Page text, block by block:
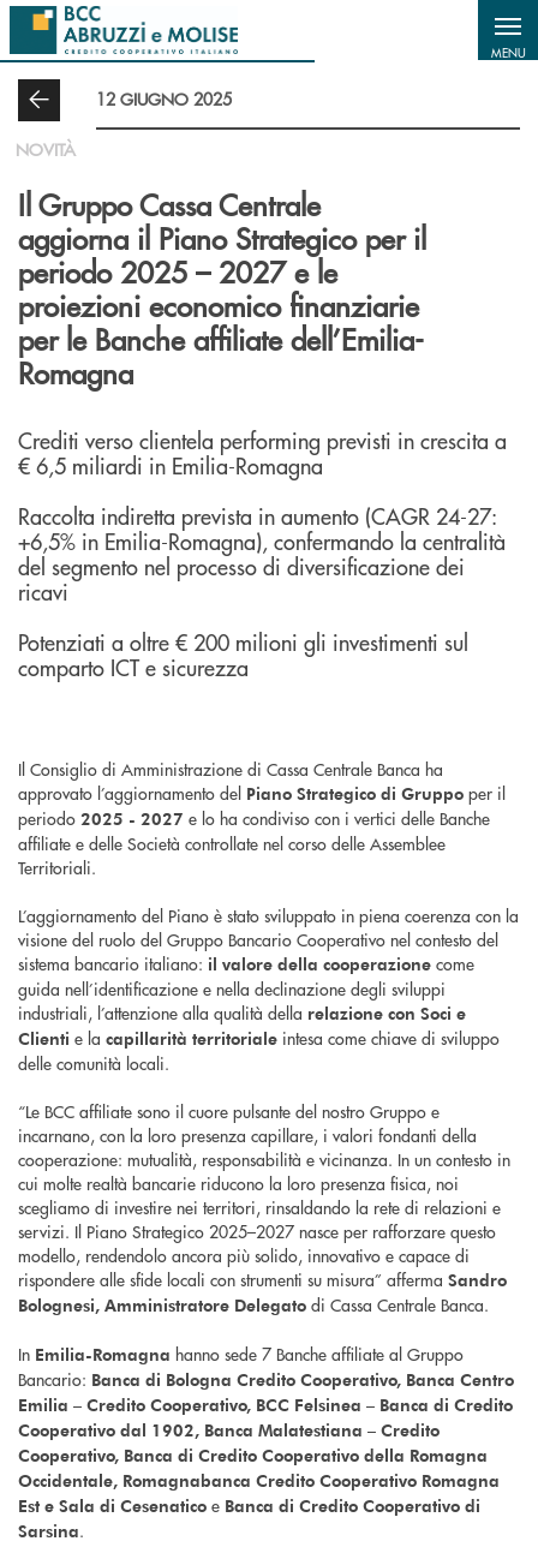
Salta al contenuto principale
MENU
12 GIUGNO 2025
NOVITÀ
Il Gruppo Cassa Centrale
aggiorna il Piano Strategico per il
periodo 2025 – 2027 e le
proiezioni economico finanziarie
per le Banche affiliate dell’Emilia-
Romagna
Crediti verso clientela performing previsti in crescita a
€ 6,5 miliardi in Emilia-Romagna
Raccolta indiretta prevista in aumento (CAGR 24-27:
+6,5% in Emilia-Romagna), confermando la centralità
del segmento nel processo di diversificazione dei
ricavi
Potenziati a oltre € 200 milioni gli investimenti sul
comparto ICT e sicurezza
Il Consiglio di Amministrazione di Cassa Centrale Banca ha
approvato l’aggiornamento del Piano Strategico di Gruppo per il
periodo 2025 - 2027 e lo ha condiviso con i vertici delle Banche
affiliate e delle Società controllate nel corso delle Assemblee
Territoriali.
L’aggiornamento del Piano è stato sviluppato in piena coerenza con la
visione del ruolo del Gruppo Bancario Cooperativo nel contesto del
sistema bancario italiano: il valore della cooperazione come
guida nell’identificazione e nella declinazione degli sviluppi
industriali, l’attenzione alla qualità della relazione con Soci e
Clienti e la capillarità territoriale intesa come chiave di sviluppo
delle comunità locali.
“Le BCC affiliate sono il cuore pulsante del nostro Gruppo e
incarnano, con la loro presenza capillare, i valori fondanti della
cooperazione: mutualità, responsabilità e vicinanza. In un contesto in
cui molte realtà bancarie riducono la loro presenza fisica, noi
scegliamo di investire nei territori, rinsaldando la rete di relazioni e
servizi. Il Piano Strategico 2025–2027 nasce per rafforzare questo
modello, rendendolo ancora più solido, innovativo e capace di
rispondere alle sfide locali con strumenti su misura” afferma Sandro
Bolognesi, Amministratore Delegato di Cassa Centrale Banca.
In Emilia-Romagna hanno sede 7 Banche affiliate al Gruppo
Bancario: Banca di Bologna Credito Cooperativo, Banca Centro
Emilia – Credito Cooperativo, BCC Felsinea – Banca di Credito
Cooperativo dal 1902, Banca Malatestiana – Credito
Cooperativo, Banca di Credito Cooperativo della Romagna
Occidentale, Romagnabanca Credito Cooperativo Romagna
Est e Sala di Cesenatico e Banca di Credito Cooperativo di
Sarsina.